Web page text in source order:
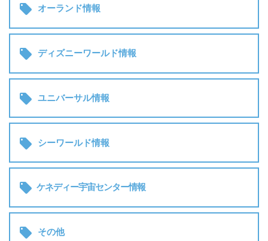
 オーランド情報
 ディズニーワールド情報
 ユニバーサル情報
 シーワールド情報
 ケネディー宇宙センター情報
 その他